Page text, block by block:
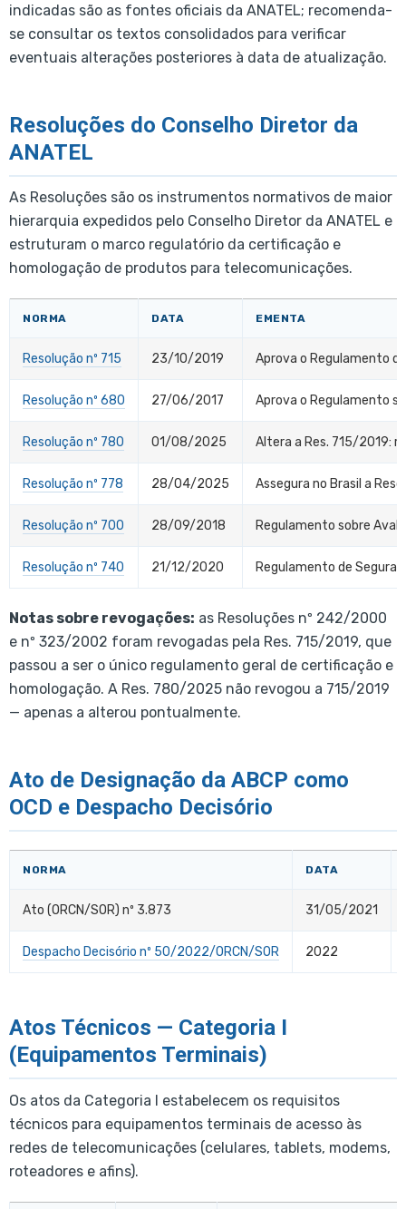
indicadas são as fontes oficiais da ANATEL; recomenda-
se consultar os textos consolidados para verificar
eventuais alterações posteriores à data de atualização.
Resoluções do Conselho Diretor da
ANATEL
As Resoluções são os instrumentos normativos de maior
hierarquia expedidos pelo Conselho Diretor da ANATEL e
estruturam o marco regulatório da certificação e
homologação de produtos para telecomunicações.
NORMA DATA EMENTA
Resolução nº 715 23/10/2019 Aprova o Regulamento
Resolução nº 680 27/06/2017 Aprova o Regulamento
Resolução nº 780 01/08/2025 Altera a Res. 715/2019:
Resolução nº 778 28/04/2025 Assegura no Brasil a
Resolução nº 700 28/09/2018 Regulamento sobre
Resolução nº 740 21/12/2020 Regulamento de
Notas sobre revogações: as Resoluções nº 242/2000
e nº 323/2002 foram revogadas pela Res. 715/2019, que
passou a ser o único regulamento geral de certificação e
homologação. A Res. 780/2025 não revogou a 715/2019
— apenas a alterou pontualmente.
Ato de Designação da ABCP como
OCD e Despacho Decisório
NORMA DATA
Ato (ORCN/SOR) nº 3.873 31/05/2021
Despacho Decisório nº 50/2022/ORCN/SOR 2022
Atos Técnicos — Categoria I
(Equipamentos Terminais)
Os atos da Categoria I estabelecem os requisitos
técnicos para equipamentos terminais de acesso às
redes de telecomunicações (celulares, tablets, modems,
roteadores e afins).